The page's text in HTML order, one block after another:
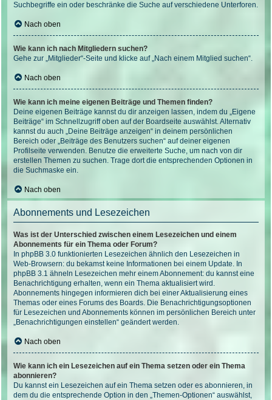
Suchbegriffe ein oder beschränke die Suche auf verschiedene Unterforen.
Nach oben
Wie kann ich nach Mitgliedern suchen?
Gehe zur „Mitglieder“-Seite und klicke auf „Nach einem Mitglied suchen“.
Nach oben
Wie kann ich meine eigenen Beiträge und Themen finden?
Deine eigenen Beiträge kannst du dir anzeigen lassen, indem du „Eigene
Beiträge“ im Schnellzugriff oben auf der Boardseite auswählst. Alternativ
kannst du auch „Deine Beiträge anzeigen“ in deinem persönlichen
Bereich oder „Beiträge des Benutzers suchen“ auf deiner eigenen
Profilseite verwenden. Benutze die erweiterte Suche, um nach von dir
erstellen Themen zu suchen. Trage dort die entsprechenden Optionen in
die Suchmaske ein.
Nach oben
Abonnements und Lesezeichen
Was ist der Unterschied zwischen einem Lesezeichen und einem
Abonnements für ein Thema oder Forum?
In phpBB 3.0 funktionierten Lesezeichen ähnlich den Lesezeichen in
Web-Browsern: du bekamst keine Informationen bei einem Update. In
phpBB 3.1 ähneln Lesezeichen mehr einem Abonnement: du kannst eine
Benachrichtigung erhalten, wenn ein Thema aktualisiert wird.
Abonnements hingegen informieren dich bei einer Aktualisierung eines
Themas oder eines Forums des Boards. Die Benachrichtigungsoptionen
für Lesezeichen und Abonnements können im persönlichen Bereich unter
„Benachrichtigungen einstellen“ geändert werden.
Nach oben
Wie kann ich ein Lesezeichen auf ein Thema setzen oder ein Thema
abonnieren?
Du kannst ein Lesezeichen auf ein Thema setzen oder es abonnieren, in
dem du die entsprechende Option in den „Themen-Optionen“ auswählst,